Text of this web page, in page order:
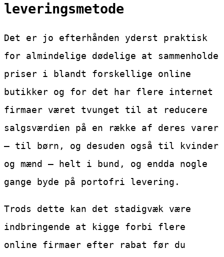
leveringsmetode
Det er jo efterhånden yderst praktisk
for almindelige dødelige at sammenholde
priser i blandt forskellige online
butikker og for det har flere internet
firmaer været tvunget til at reducere
salgsværdien på en række af deres varer
– til børn, og desuden også til kvinder
og mænd – helt i bund, og endda nogle
gange byde på portofri levering.
Trods dette kan det stadigvæk være
indbringende at kigge forbi flere
online firmaer efter rabat før du